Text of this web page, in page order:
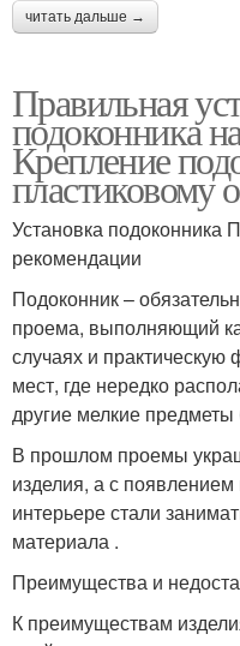
читать дальше →
Правильная
подоконника
Крепление
пластиковому
Установка подоконника
рекомендации
Подоконник –
проема, выполняющий
случаях и практическую
мест, где нередко
другие мелкие предметы
В прошлом проемы
изделия, а с
интерьере стали
материала .
Преимущества и
К преимуществам